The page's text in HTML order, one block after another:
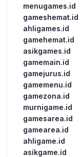
menugames.id
gameshemat.id
ahligames.id
gamehemat.id
asikgames.id
gamemain.id
gamejurus.id
gamemenu.id
gamezona.id
murnigame.id
gamesarea.id
gamearea.id
ahligame.id
asikgame.id